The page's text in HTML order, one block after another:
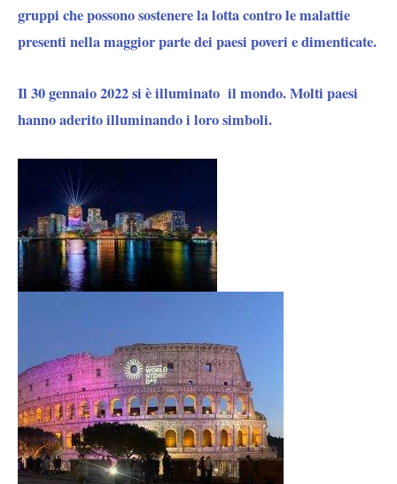
gruppi che possono sostenere la lotta contro le malattie
presenti nella maggior parte dei paesi poveri e dimenticate.
Il 30 gennaio 2022 si è illuminato il mondo. Molti paesi
hanno aderito illuminando i loro simboli.